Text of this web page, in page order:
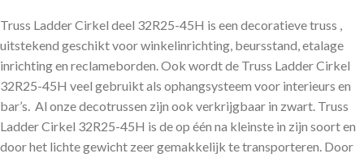
Truss Ladder Cirkel deel 32R25-45H is een decoratieve truss ,
uitstekend geschikt voor winkelinrichting, beursstand, etalage
inrichting en reclameborden. Ook wordt de Truss Ladder Cirkel
32R25-45H veel gebruikt als ophangsysteem voor interieurs en
bar’s. Al onze decotrussen zijn ook verkrijgbaar in zwart. Truss
Ladder Cirkel 32R25-45H is de op één na kleinste in zijn soort en
door het lichte gewicht zeer gemakkelijk te transporteren. Door